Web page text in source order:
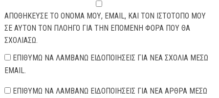
ΑΠΟΘΉΚΕΥΣΕ ΤΟ ΌΝΟΜΆ ΜΟΥ, EMAIL, ΚΑΙ ΤΟΝ ΙΣΤΌΤΟΠΟ ΜΟΥ
ΣΕ ΑΥΤΌΝ ΤΟΝ ΠΛΟΗΓΌ ΓΙΑ ΤΗΝ ΕΠΌΜΕΝΗ ΦΟΡΆ ΠΟΥ ΘΑ
ΣΧΟΛΙΆΣΩ.
ΕΠΙΘΥΜΏ ΝΑ ΛΑΜΒΆΝΩ ΕΙΔΟΠΟΙΉΣΕΙΣ ΓΙΑ ΝΈΑ ΣΧΌΛΙΑ ΜΈΣΩ
EMAIL.
ΕΠΙΘΥΜΏ ΝΑ ΛΑΜΒΆΝΩ ΕΙΔΟΠΟΙΉΣΕΙΣ ΓΙΑ ΝΈΑ ΆΡΘΡΑ ΜΈΣΩ